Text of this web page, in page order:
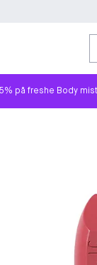
på freshe Body